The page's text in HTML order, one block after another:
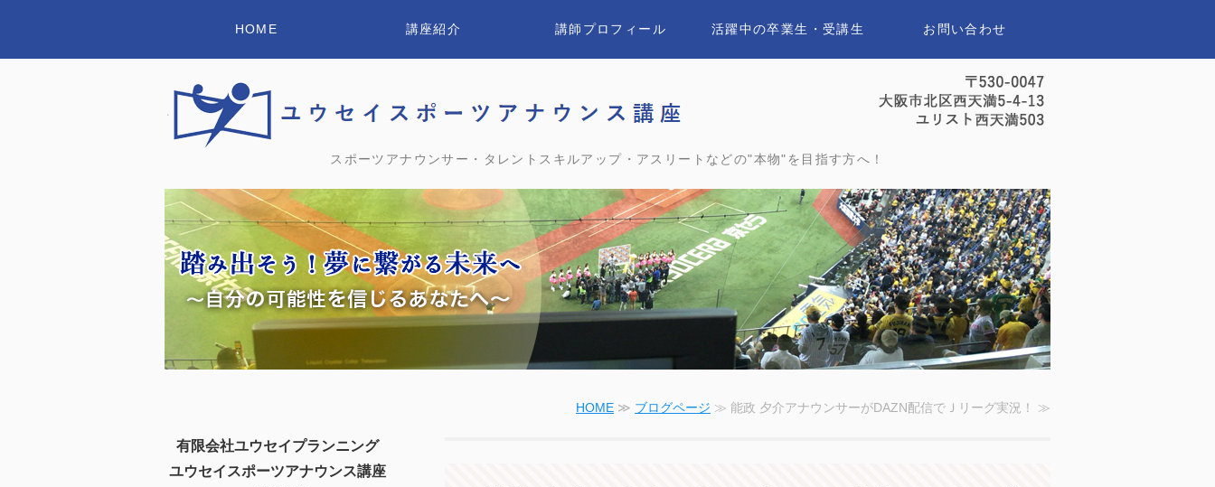
ユウセイスポーツアナウンススクール
スポーツアナウンサー・タレントスキルアップ・アスリートなどの"本物"を目指す方へ！
HOME 講座紹介 講師プロフィール 活躍中の卒業生・受講生 お問い合わせ
HOME ≫ ブログページ ≫ ­能政 夕介アナウンサーがDAZN配信でＪリーグ実況！ ≫
有限会社ユウセイプランニング
ユウセイスポーツアナウンス講座